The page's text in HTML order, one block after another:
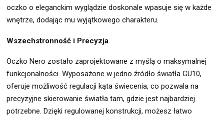
oczko o eleganckim wyglądzie doskonale wpasuje się w każde
wnętrze, dodając mu wyjątkowego charakteru.
Wszechstronność i Precyzja
Oczko Nero zostało zaprojektowane z myślą o maksymalnej
funkcjonalności. Wyposażone w jedno źródło światła GU10,
oferuje możliwość regulacji kąta świecenia, co pozwala na
precyzyjne skierowanie światła tam, gdzie jest najbardziej
potrzebne. Dzięki regulowanej konstrukcji, możesz łatwo